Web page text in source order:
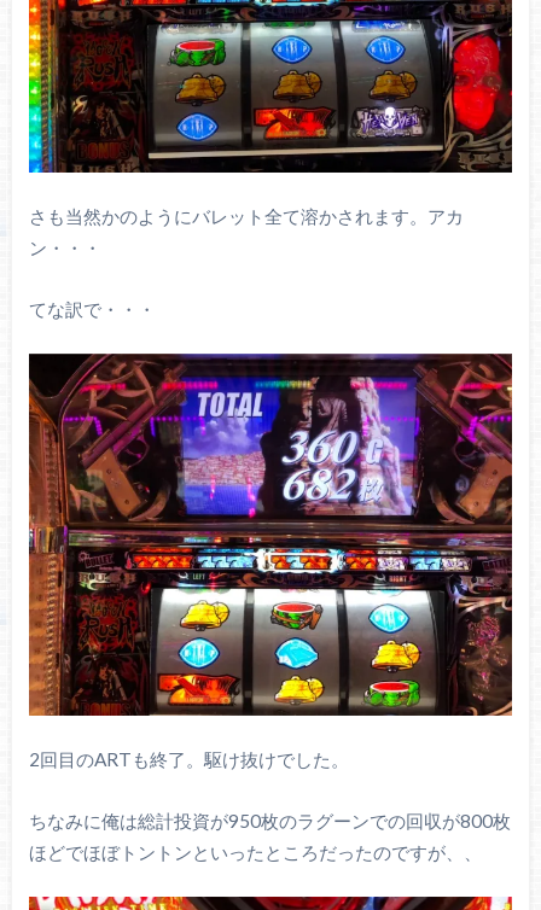
さも当然かのようにバレット全て溶かされます。アカ
ン・・・
てな訳で・・・
2回目のARTも終了。駆け抜けでした。
ちなみに俺は総計投資が950枚のラグーンでの回収が800枚
ほどでほぼトントンといったところだったのですが、、